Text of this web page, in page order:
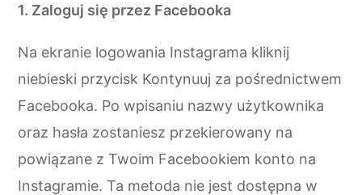
1. Zaloguj się przez Facebooka
Na ekranie logowania Instagrama kliknij
niebieski przycisk Kontynuuj za pośrednictwem
Facebooka. Po wpisaniu nazwy użytkownika
oraz hasła zostaniesz przekierowany na
powiązane z Twoim Facebookiem konto na
Instagramie. Ta metoda nie jest dostępna w